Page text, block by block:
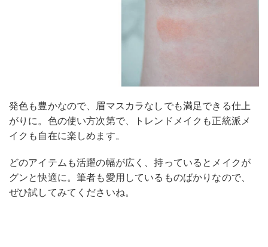
発色も豊かなので、眉マスカラなしでも満足できる仕上
がりに。色の使い方次第で、トレンドメイクも正統派メ
イクも自在に楽しめます。
どのアイテムも活躍の幅が広く、持っているとメイクが
グンと快適に。筆者も愛用しているものばかりなので、
ぜひ試してみてくださいね。